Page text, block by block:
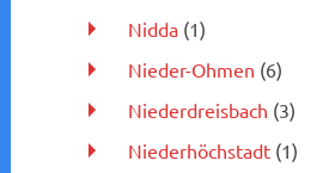
Nidda(1)
Nieder-Ohmen (6)
Niederdreisbach (3)
Niederhöchstadt(1)